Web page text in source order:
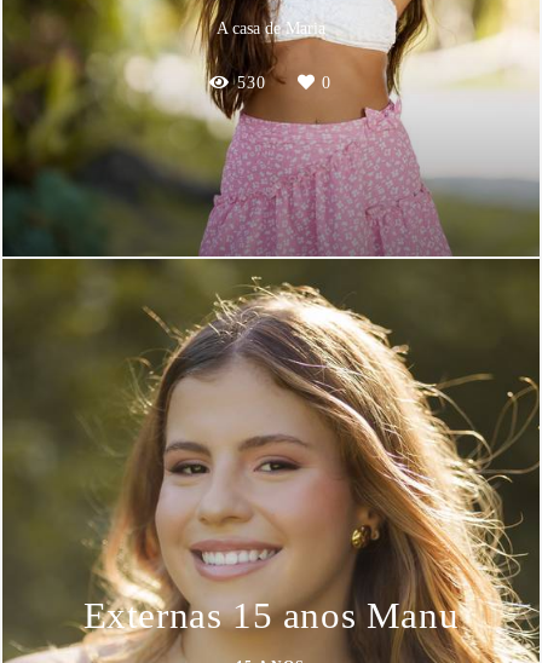
A casa de Maria
530 0
Externas 15 anos Manu